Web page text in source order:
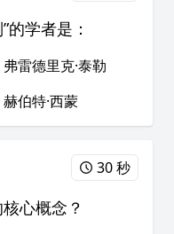
的学者是：
弗雷德里克·泰勒
赫伯特·西蒙
30 秒
心概念？